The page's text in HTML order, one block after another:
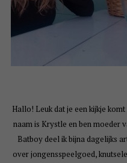
Hallo! Leuk dat je een kijkje
naam is Krystle en ben moeder
Batboy deel ik bijna dagelijks
over jongensspeelgoed,